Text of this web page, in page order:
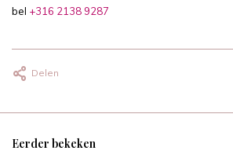
bel +316 2138 9287
Delen
Eerder bekeken